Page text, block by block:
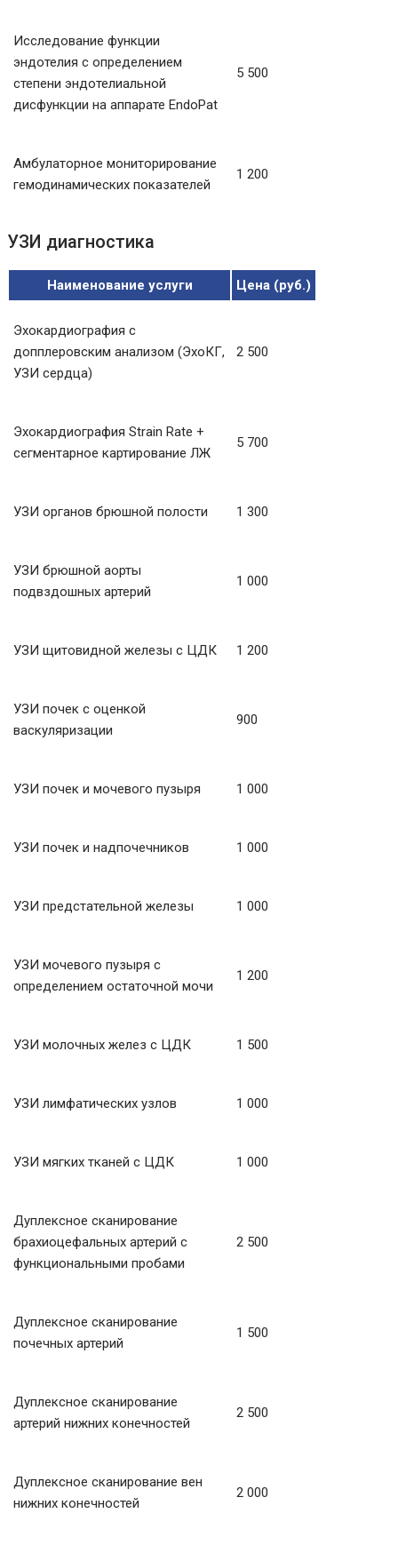
Исследование функции
эндотелия с определением
степени эндотелиальной
дисфункции на аппарате EndoPat
5 500
Амбулаторное мониторирование
гемодинамических показателей
1 200
УЗИ диагностика
Наименование услуги Цена (руб.)
Эхокардиография с
допплеровским анализом (ЭхоКГ,
УЗИ сердца)
2 500
Эхокардиография Strain Rate +
сегментарное картирование ЛЖ
5 700
УЗИ органов брюшной полости 1 300
УЗИ брюшной аорты
подвздошных артерий
1 000
УЗИ щитовидной железы с ЦДК 1 200
УЗИ почек с оценкой
васкуляризации
900
УЗИ почек и мочевого пузыря 1 000
УЗИ почек и надпочечников 1 000
УЗИ предстательной железы 1 000
УЗИ мочевого пузыря с
определением остаточной мочи
1 200
УЗИ молочных желез с ЦДК 1 500
УЗИ лимфатических узлов 1 000
УЗИ мягких тканей с ЦДК 1 000
Дуплексное сканирование
брахиоцефальных артерий с
функциональными пробами
2 500
Дуплексное сканирование
почечных артерий
1 500
Дуплексное сканирование
артерий нижних конечностей
2 500
Дуплексное сканирование вен
нижних конечностей
2 000